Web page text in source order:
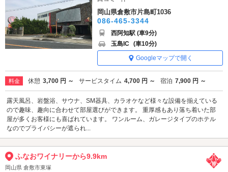
岡山県倉敷市片島町1036
086-465-3344
西阿知駅 (車9分)
玉島IC (車10分)
Googleマップで開く
料金 休憩 3,700 円 ～ サービスタイム 4,700 円 ～ 宿泊 7,900 円 ～
露天風呂、岩盤浴、サウナ、SM器具、カラオケなど様々な設備を揃えている
ので趣味、趣向に合わせて部屋選びができます。 重厚感もあり落ち着いた部
屋が多くお客様にも喜ばれています。 ワンルーム、ガレージタイプのホテル
なのでプライバシーが遮られ...
ふなおワイナリーから9.9km
岡山県 倉敷市東塚